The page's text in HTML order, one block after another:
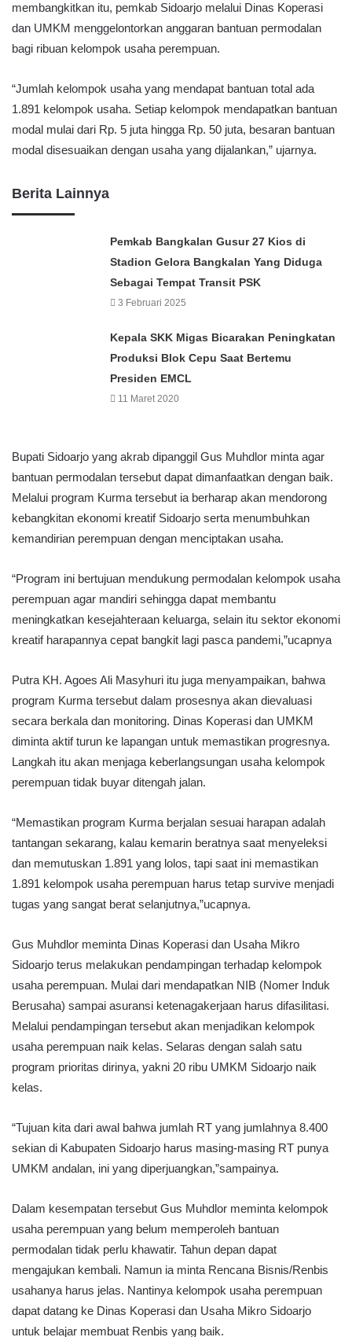
membangkitkan itu, pemkab Sidoarjo melalui Dinas Koperasi
dan UMKM menggelontorkan anggaran bantuan permodalan
bagi ribuan kelompok usaha perempuan.
“Jumlah kelompok usaha yang mendapat bantuan total ada
1.891 kelompok usaha. Setiap kelompok mendapatkan bantuan
modal mulai dari Rp. 5 juta hingga Rp. 50 juta, besaran bantuan
modal disesuaikan dengan usaha yang dijalankan,” ujarnya.
Berita Lainnya
Pemkab Bangkalan Gusur 27 Kios di
Stadion Gelora Bangkalan Yang Diduga
Sebagai Tempat Transit PSK
3 Februari 2025
Kepala SKK Migas Bicarakan Peningkatan
Produksi Blok Cepu Saat Bertemu
Presiden EMCL
11 Maret 2020
Bupati Sidoarjo yang akrab dipanggil Gus Muhdlor minta agar
bantuan permodalan tersebut dapat dimanfaatkan dengan baik.
Melalui program Kurma tersebut ia berharap akan mendorong
kebangkitan ekonomi kreatif Sidoarjo serta menumbuhkan
kemandirian perempuan dengan menciptakan usaha.
“Program ini bertujuan mendukung permodalan kelompok usaha
perempuan agar mandiri sehingga dapat membantu
meningkatkan kesejahteraan keluarga, selain itu sektor ekonomi
kreatif harapannya cepat bangkit lagi pasca pandemi,”ucapnya
Putra KH. Agoes Ali Masyhuri itu juga menyampaikan, bahwa
program Kurma tersebut dalam prosesnya akan dievaluasi
secara berkala dan monitoring. Dinas Koperasi dan UMKM
diminta aktif turun ke lapangan untuk memastikan progresnya.
Langkah itu akan menjaga keberlangsungan usaha kelompok
perempuan tidak buyar ditengah jalan.
“Memastikan program Kurma berjalan sesuai harapan adalah
tantangan sekarang, kalau kemarin beratnya saat menyeleksi
dan memutuskan 1.891 yang lolos, tapi saat ini memastikan
1.891 kelompok usaha perempuan harus tetap survive menjadi
tugas yang sangat berat selanjutnya,”ucapnya.
Gus Muhdlor meminta Dinas Koperasi dan Usaha Mikro
Sidoarjo terus melakukan pendampingan terhadap kelompok
usaha perempuan. Mulai dari mendapatkan NIB (Nomer Induk
Berusaha) sampai asuransi ketenagakerjaan harus difasilitasi.
Melalui pendampingan tersebut akan menjadikan kelompok
usaha perempuan naik kelas. Selaras dengan salah satu
program prioritas dirinya, yakni 20 ribu UMKM Sidoarjo naik
kelas.
“Tujuan kita dari awal bahwa jumlah RT yang jumlahnya 8.400
sekian di Kabupaten Sidoarjo harus masing-masing RT punya
UMKM andalan, ini yang diperjuangkan,”sampainya.
Dalam kesempatan tersebut Gus Muhdlor meminta kelompok
usaha perempuan yang belum memperoleh bantuan
permodalan tidak perlu khawatir. Tahun depan dapat
mengajukan kembali. Namun ia minta Rencana Bisnis/Renbis
usahanya harus jelas. Nantinya kelompok usaha perempuan
dapat datang ke Dinas Koperasi dan Usaha Mikro Sidoarjo
untuk belajar membuat Renbis yang baik.